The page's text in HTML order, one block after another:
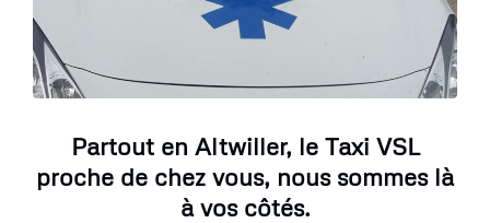
Partout en Altwiller, le Taxi VSL
proche de chez vous, nous sommes là
à vos côtés.